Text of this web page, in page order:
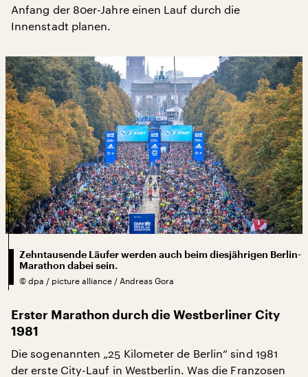
Anfang der 80er-Jahre einen Lauf durch die
Innenstadt planen.
Zehntausende Läufer werden auch beim diesjährigen Berlin-
Marathon dabei sein.
© dpa / picture alliance / Andreas Gora
Erster Marathon durch die Westberliner City
1981
Die sogenannten „25 Kilometer de Berlin“ sind 1981
der erste City-Lauf in Westberlin. Was die Franzosen